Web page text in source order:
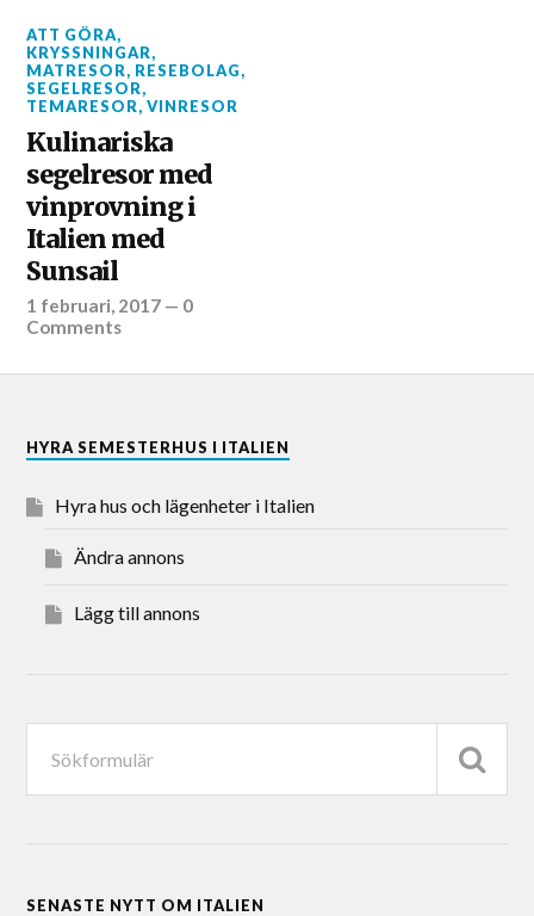
ATT GÖRA,
KRYSSNINGAR,
MATRESOR, RESEBOLAG,
SEGELRESOR,
TEMARESOR,VINRESOR
Kulinariska
segelresor med
vinprovning i
Italien med
Sunsail
1 februari, 2017 — 0
Comments
HYRA SEMESTERHUS I ITALIEN
Hyra hus och lägenheter i Italien
Ändra annons
Lägg till annons
SENASTE NYTT OM ITALIEN